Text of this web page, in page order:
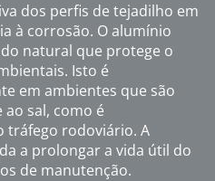
dos perfis de tejadilho em
à corrosão. O alumínio
natural que protege o
Isto é
em ambientes que são
sal, como é
tráfego rodoviário. A
a prolongar a vida útil do
de manutenção.